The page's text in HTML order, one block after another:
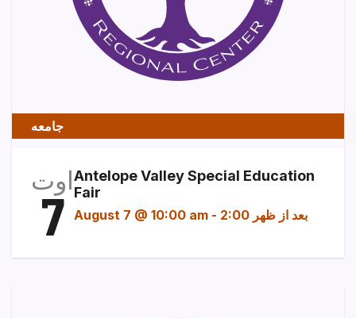
جامعه
اوت
7
Antelope Valley Special Education
Fair
August 7 @ 10:00 am - 2:00 بعد از ظهر